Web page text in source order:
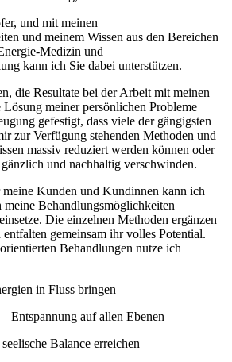
und mit meinen
und meinem Wissen aus den Bereichen
Medizin und
kann ich Sie dabei unterstützen.
die Resultate bei der Arbeit mit meinen
meiner persönlichen Probleme
gefestigt, dass viele der gängigsten
zur Verfügung stehenden Methoden und
massiv reduziert werden können oder
und nachhaltig verschwinden.
Kunden und Kundinnen kann ich
Behandlungsmöglichkeiten
Die einzelnen Methoden ergänzen
gemeinsam ihr volles Potential.
Behandlungen nutze ich
in Fluss bringen
Entspannung auf allen Ebenen
Balance erreichen